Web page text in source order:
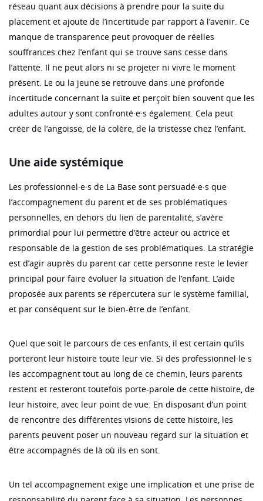
réseau quant aux décisions à prendre pour la suite du
placement et ajoute de l’incertitude par rapport à l’avenir. Ce
manque de transparence peut provoquer de réelles
souffrances chez l’enfant qui se trouve sans cesse dans
l’attente. Il ne peut alors ni se projeter ni vivre le moment
présent. Le ou la jeune se retrouve dans une profonde
incertitude concernant la suite et perçoit bien souvent que les
adultes autour y sont confronté·e·s également. Cela peut
créer de l’angoisse, de la colère, de la tristesse chez l’enfant.
Une aide systémique
Les professionnel·e·s de La Base sont persuadé·e·s que
l’accompagnement du parent et de ses problématiques
personnelles, en dehors du lien de parentalité, s’avère
primordial pour lui permettre d’être acteur ou actrice et
responsable de la gestion de ses problématiques. La stratégie
est d’agir auprès du parent car cette personne reste le levier
principal pour faire évoluer la situation de l’enfant. L’aide
proposée aux parents se répercutera sur le système familial,
et par conséquent sur le bien-être de l’enfant.
Quel que soit le parcours de ces enfants, il est certain qu’ils
porteront leur histoire toute leur vie. Si des professionnel·le·s
les accompagnent tout au long de ce chemin, leurs parents
restent et resteront toutefois porte-parole de cette histoire, de
leur histoire, avec leur point de vue. En disposant d’un point
de rencontre des différentes visions de cette histoire, les
parents peuvent poser un nouveau regard sur la situation et
être accompagnés de là où ils en sont.
Un tel accompagnement exige une implication et une prise de